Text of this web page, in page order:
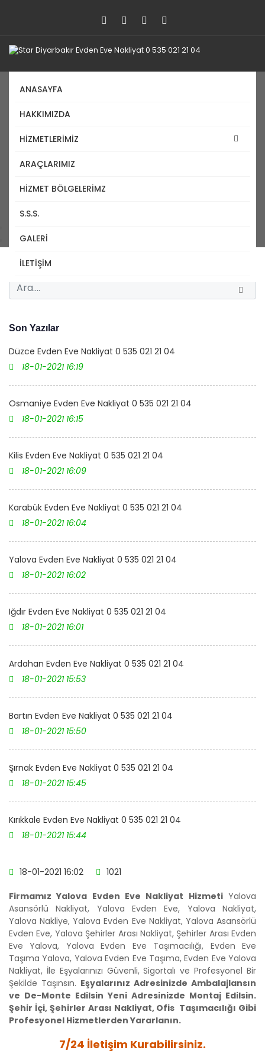
ANASAYFA
HAKKIMIZDA
HİZMETLERİMİZ
ARAÇLARIMIZ
HIZMET BÖLGELERIMZ
S.S.S.
GALERİ
İLETİŞİM
Yalova Evden Eve Nakliyat 0
535 021 21 04
18-01-2021 16:02 1021
Blog
Son Yazılar
Düzce Evden Eve Nakliyat 0 535 021 21 04
18-01-2021 16:19
Osmaniye Evden Eve Nakliyat 0 535 021 21 04
18-01-2021 16:15
Kilis Evden Eve Nakliyat 0 535 021 21 04
18-01-2021 16:09
Karabük Evden Eve Nakliyat 0 535 021 21 04
18-01-2021 16:04
Yalova Evden Eve Nakliyat 0 535 021 21 04
18-01-2021 16:02
Iğdır Evden Eve Nakliyat 0 535 021 21 04
18-01-2021 16:01
Ardahan Evden Eve Nakliyat 0 535 021 21 04
18-01-2021 15:53
Bartın Evden Eve Nakliyat 0 535 021 21 04
18-01-2021 15:50
Şırnak Evden Eve Nakliyat 0 535 021 21 04
18-01-2021 15:45
Kırıkkale Evden Eve Nakliyat 0 535 021 21 04
18-01-2021 15:44
18-01-2021 16:02 1021
Firmamız Yalova Evden Eve Nakliyat HizmetiYalova
Asansörlü Nakliyat, Yalova Evden Eve, Yalova Nakliyat,
Yalova Nakliye, Yalova Evden Eve Nakliyat, Yalova Asansörlü
Evden Eve, Yalova Şehirler Arası Nakliyat, Şehirler Arası Evden
Eve Yalova, Yalova Evden Eve Taşımacılığı, Evden Eve
Taşıma Yalova, Yalova Evden Eve Taşıma, Evden Eve Yalova
Nakliyat, İle Eşyalarınızı Güvenli, Sigortalı ve Profesyonel Bir
Şekilde Taşınsın. Eşyalarınız Adresinizde Ambalajlansın
ve De-Monte Edilsin Yeni Adresinizde Montaj Edilsin.
Şehir İçi, Şehirler Arası Nakliyat, Ofis Taşımacılığı Gibi
Profesyonel Hizmetlerden Yararlanın.
7/24 İletişim Kurabilirsiniz.